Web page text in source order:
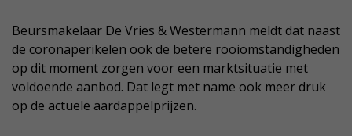
Beursmakelaar De Vries & Westermann meldt dat naast
de coronaperikelen ook de betere rooiomstandigheden
op dit moment zorgen voor een marktsituatie met
voldoende aanbod. Dat legt met name ook meer druk
op de actuele aardappelprijzen.